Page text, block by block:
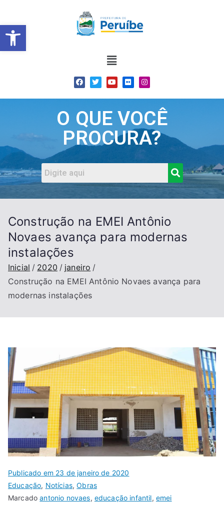
Barra de Ferramentas
O QUE VOCÊ
PROCURA?
Construção na EMEI Antônio
Novaes avança para modernas
instalações
Inicial 2020
janeiro
Construção na EMEI Antônio Novaes avança para
modernas instalações
Publicado em 23 de janeiro de 2020
Educação, Notícias,Obras
Marcadoantonio novaes, educação infantil, emei